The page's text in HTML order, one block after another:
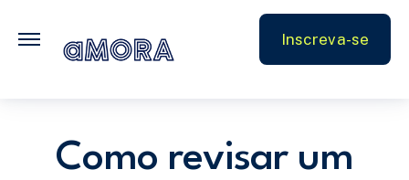
Inscreva-se
Parceiros
Como revisar um